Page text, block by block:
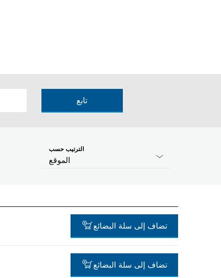
تابع
الموقع
الترتيب حسب
تضاف إلى سلة البضائع
تضاف إلى سلة البضائع